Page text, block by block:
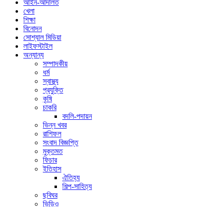
আইন-আদালত
খেলা
শিক্ষা
বিনোদন
সোশ্যাল মিডিয়া
লাইফস্টাইল
অন্যান্য
সম্পাদকীয়
ধর্ম
স্বাস্থ্য
প্রযুক্তি
কৃষি
চাকরি
বদলি-পদায়ন
ভিন্ন খবর
রাশিফল
সংবাদ বিজ্ঞপ্তি
মুক্তমত
ফিচার
ইতিহাস
ঐতিহ্য
শিল্প-সাহিত্য
ছবিঘর
ভিডিও